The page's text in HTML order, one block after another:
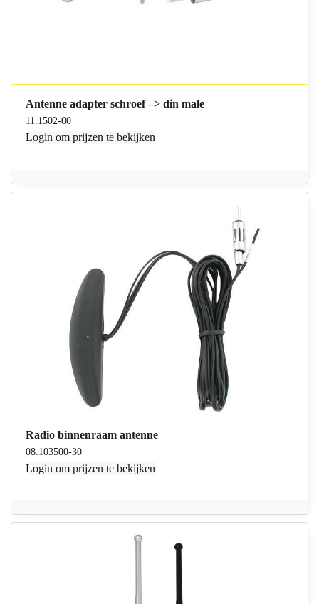
Antenne adapter schroef –> din male
11.1502-00
Login om prijzen te bekijken
Radio binnenraam antenne
08.103500-30
Login om prijzen te bekijken